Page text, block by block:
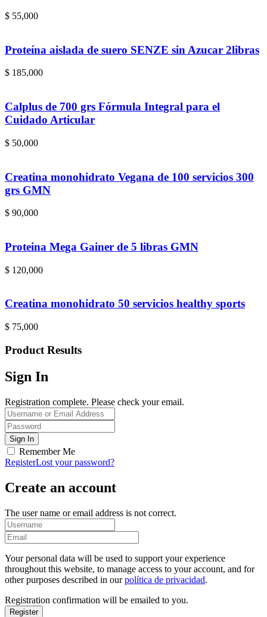
$ 55,000
Proteína aislada de suero SENZE sin Azucar 2libras
$ 185,000
Calplus de 700 grs Fórmula Integral para el
Cuidado Articular
$ 50,000
Creatina monohidrato Vegana de 100 servicios 300
grs GMN
$ 90,000
Proteina Mega Gainer de 5 libras GMN
$ 120,000
Creatina monohidrato 50 servicios healthy sports
$ 75,000
Product Results
Sign In
Registration complete. Please check your email.
Remember Me
RegisterLost your password?
Create an account
The user name or email address is not correct.
Your personal data will be used to support your experience
throughout this website, to manage access to your account, and for
other purposes described in ourpolítica de privacidad.
Registration confirmation will be emailed to you.